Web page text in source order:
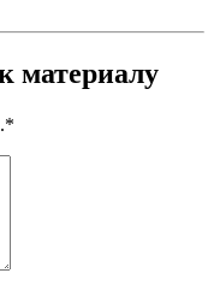
материалу
*